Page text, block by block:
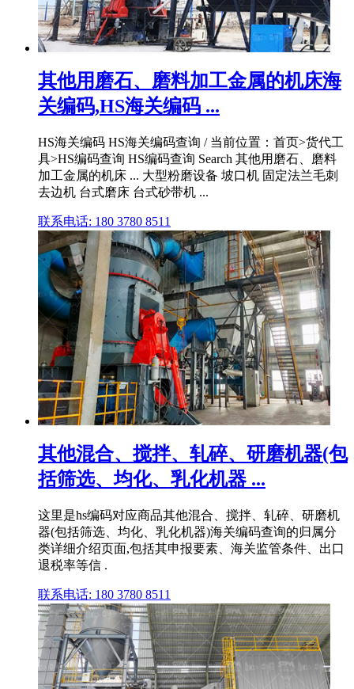
其他用磨石、磨料加工金属的机床海
关编码,HS海关编码 ...
HS海关编码 HS海关编码查询 / 当前位置：首页>货代工
具>HS编码查询 HS编码查询 Search 其他用磨石、磨料
加工金属的机床 ... 大型粉磨设备 坡口机 固定法兰毛刺
去边机 台式磨床 台式砂带机 ...
联系电话: 180 3780 8511
其他混合、搅拌、轧碎、研磨机器(包
括筛选、均化、乳化机器 ...
这里是hs编码对应商品其他混合、搅拌、轧碎、研磨机
器(包括筛选、均化、乳化机器)海关编码查询的归属分
类详细介绍页面,包括其申报要素、海关监管条件、出口
退税率等信 .
联系电话: 180 3780 8511